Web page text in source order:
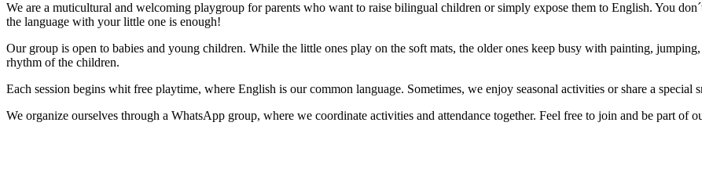
We are a muticultural and welcoming playgroup for parents who want to raise bilingual children or simply expose them to English. You
the language with your little one is enough!
Our group is open to babies and young children. While the little ones play on the soft mats, the older ones keep busy with painting,
rhythm of the children.
Each session begins whit free playtime, where English is our common language. Sometimes, we enjoy seasonal activities or share a
We organize ourselves through a WhatsApp group, where we coordinate activities and attendance together. Feel free to join and be part of